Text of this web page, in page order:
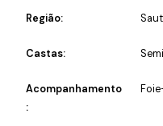
Região:
Castas:
Acompanhamento
: